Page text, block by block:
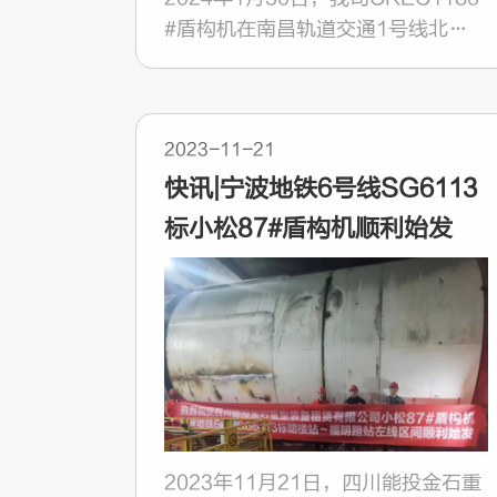
#盾构机在南昌轨道交通1号线北延
2023-11-21
快讯|宁波地铁6号线SG6113
标小松87#盾构机顺利始发
2023年11月21日，四川能投金石重